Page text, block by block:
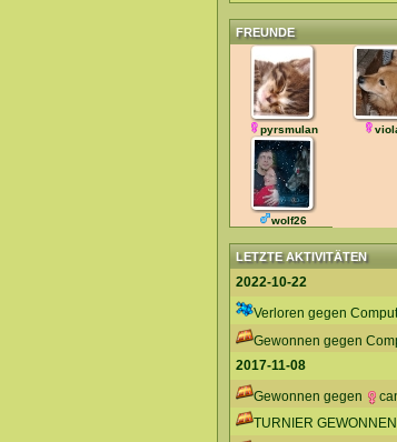
FREUNDE
pyrsmulan
wolf26
LETZTE AKTIVITÄTEN
2022-10-22
Verloren gegen
Gewonnen gegen
2017-11-08
Gewonnen gegen
TURNIER